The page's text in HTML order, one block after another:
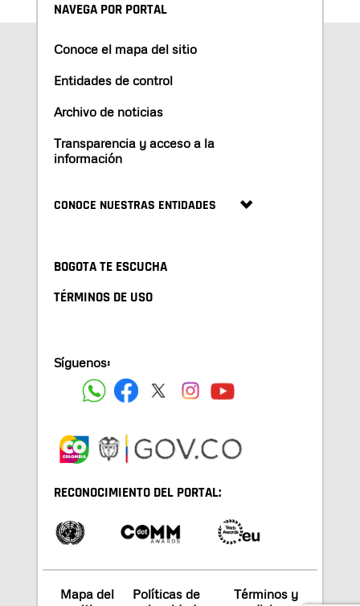
NAVEGA POR PORTAL
Conoce el mapa del sitio
Entidades de control
Archivo de noticias
Transparencia y acceso a la
información
CONOCE NUESTRAS ENTIDADES
BOGOTA TE ESCUCHA
TÉRMINOS DE USO
Síguenos:
RECONOCIMIENTO DEL PORTAL:
Mapa del
Políticas de
Términos y